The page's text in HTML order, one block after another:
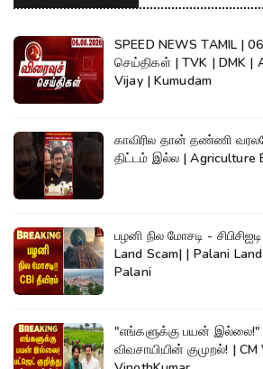
SPEED NEWS TAMIL |
செய்திகள் | TVK | DMK |
Vijay | Kumudam
காவிரில தான் தண்ணி
திட்டம் இல்ல | Agriculture
பழனி நில மோசடி -
Land Scam| | Palani
Palani
"எங்களுக்கு பயன் இல்லை!" -
விவசாயியின் குமுறல்! |